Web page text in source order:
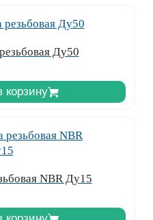
Ду50
корзину
NBR Ду15